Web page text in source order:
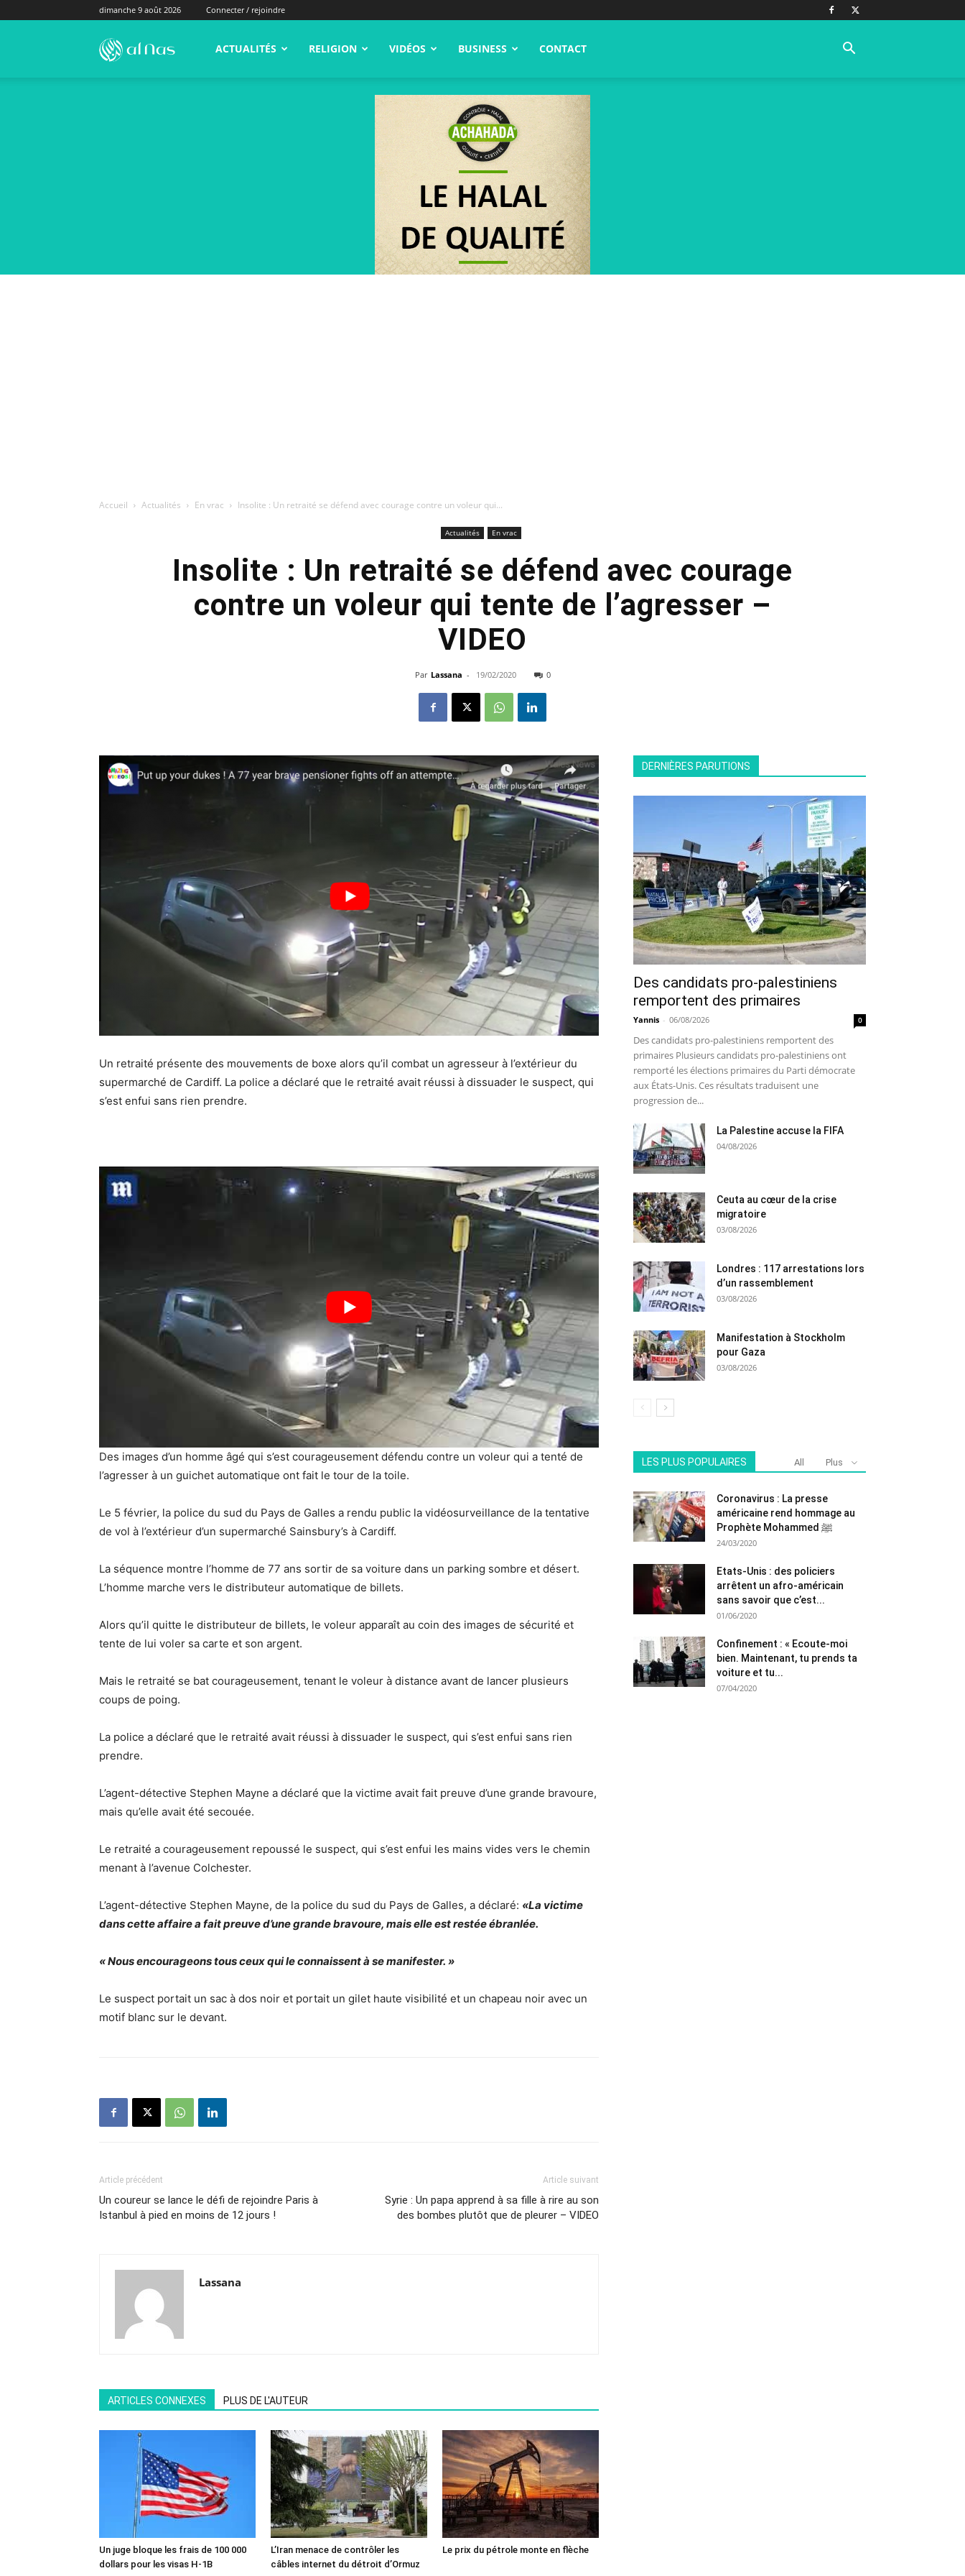
dimanche 9 août 2026 Connecter / rejoindre
alNas.fr ACTUALITÉS RELIGION VIDÉOS BUSINESS CONTACT
Accueil Actualités En vrac Insolite : Un retraité se défend avec courage contre un voleur qui...
Actualités En vrac
Insolite : Un retraité se défend avec courage
contre un voleur qui tente de l’agresser –
VIDEO
Par Lassana - 19/02/2020 0
Un retraité présente des mouvements de boxe alors qu’il combat un agresseur à l’extérieur du
supermarché de Cardiff. La police a déclaré que le retraité avait réussi à dissuader le suspect, qui
s’est enfui sans rien prendre.
Des images d’un homme âgé qui s’est courageusement défendu contre un voleur qui a tenté de
l’agresser à un guichet automatique ont fait le tour de la toile.
Le 5 février, la police du sud du Pays de Galles a rendu public la vidéosurveillance de la tentative
de vol à l’extérieur d’un supermarché Sainsbury’s à Cardiff.
La séquence montre l’homme de 77 ans sortir de sa voiture dans un parking sombre et désert.
L’homme marche vers le distributeur automatique de billets.
Alors qu’il quitte le distributeur de billets, le voleur apparaît au coin des images de sécurité et
tente de lui voler sa carte et son argent.
Mais le retraité se bat courageusement, tenant le voleur à distance avant de lancer plusieurs
coups de poing.
La police a déclaré que le retraité avait réussi à dissuader le suspect, qui s’est enfui sans rien
prendre.
L’agent-détective Stephen Mayne a déclaré que la victime avait fait preuve d’une grande bravoure,
mais qu’elle avait été secouée.
Le retraité a courageusement repoussé le suspect, qui s’est enfui les mains vides vers le chemin
menant à l’avenue Colchester.
L’agent-détective Stephen Mayne, de la police du sud du Pays de Galles, a déclaré: «La victime
dans cette affaire a fait preuve d’une grande bravoure, mais elle est restée ébranlée.
« Nous encourageons tous ceux qui le connaissent à se manifester. »
Le suspect portait un sac à dos noir et portait un gilet haute visibilité et un chapeau noir avec un
motif blanc sur le devant.
Article précédent
Un coureur se lance le défi de rejoindre Paris à
Istanbul à pied en moins de 12 jours !
Article suivant
Syrie : Un papa apprend à sa fille à rire au son
des bombes plutôt que de pleurer – VIDEO
Lassana
ARTICLES CONNEXES PLUS DE L'AUTEUR
Un juge bloque les frais de 100 000
dollars pour les visas H-1B
L’Iran menace de contrôler les
câbles internet du détroit d’Ormuz
Le prix du pétrole monte en flèche
DERNIÈRES PARUTIONS
Des candidats pro-palestiniens
remportent des primaires
Yannis - 06/08/2026 0
Des candidats pro-palestiniens remportent des
primaires Plusieurs candidats pro-palestiniens ont
remporté les élections primaires du Parti démocrate
aux États-Unis. Ces résultats traduisent une
progression de...
La Palestine accuse la FIFA
04/08/2026
Ceuta au cœur de la crise
migratoire
03/08/2026
Londres : 117 arrestations lors
d’un rassemblement
03/08/2026
Manifestation à Stockholm
pour Gaza
03/08/2026
LES PLUS POPULAIRES All Plus
Coronavirus : La presse
américaine rend hommage au
Prophète Mohammed ﷺ
24/03/2020
Etats-Unis : des policiers
arrêtent un afro-américain
sans savoir que c’est...
01/06/2020
Confinement : « Ecoute-moi
bien. Maintenant, tu prends ta
voiture et tu...
07/04/2020